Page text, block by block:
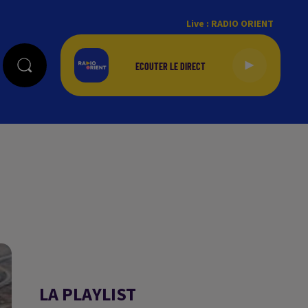
Live : RADIO ORIENT
LA PLAYLIST